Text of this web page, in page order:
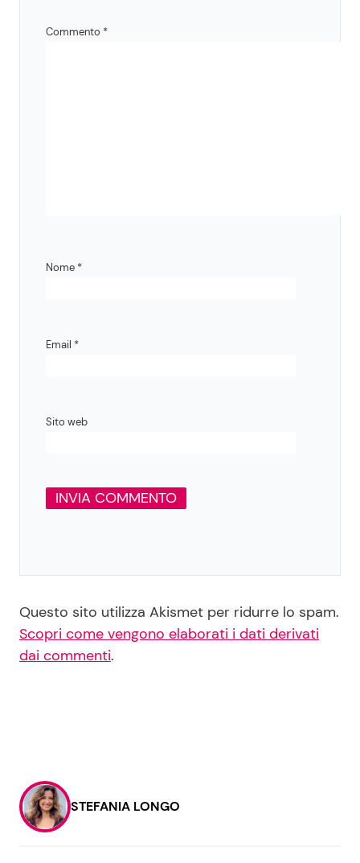
Commento *
Nome *
Email *
Sito web
Questo sito utilizza Akismet per ridurre lo spam.
Scopri come vengono elaborati i dati derivati
dai commenti.
STEFANIA LONGO